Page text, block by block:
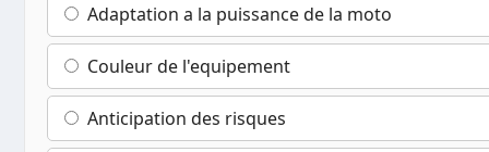
Adaptation a la puissance de la moto
Couleur de l'equipement
Anticipation des risques